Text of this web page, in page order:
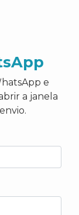
e
a janela